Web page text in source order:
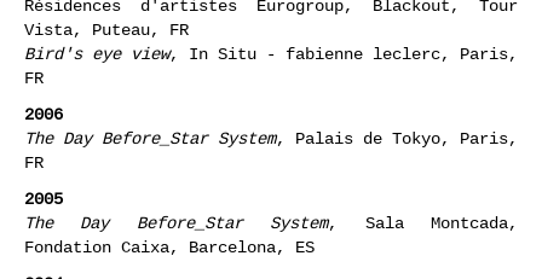
2008
Résidences d'artistes Eurogroup, Blackout, Tour
Vista, Puteau, FR
FR
2006
FR
2005